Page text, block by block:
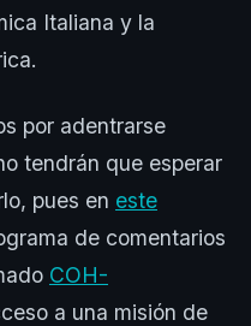
Italiana y la
por adentrarse
tendrán que esperar
pues en este
de comentarios
COH-
a una misión de